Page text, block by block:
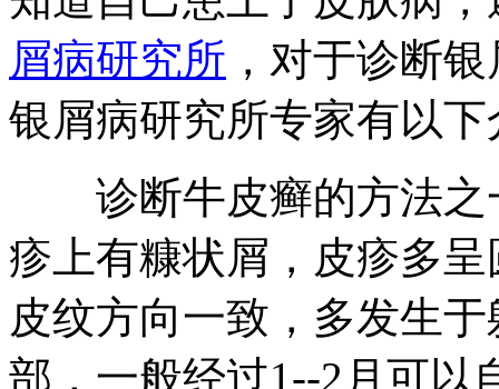
屑病研究所 ，对于诊断
银屑病研究所专家有以下
诊断牛皮癣的方法之
疹上有糠状屑，皮疹多
皮纹方向一致，多发生
部，一般经过1--2月可以